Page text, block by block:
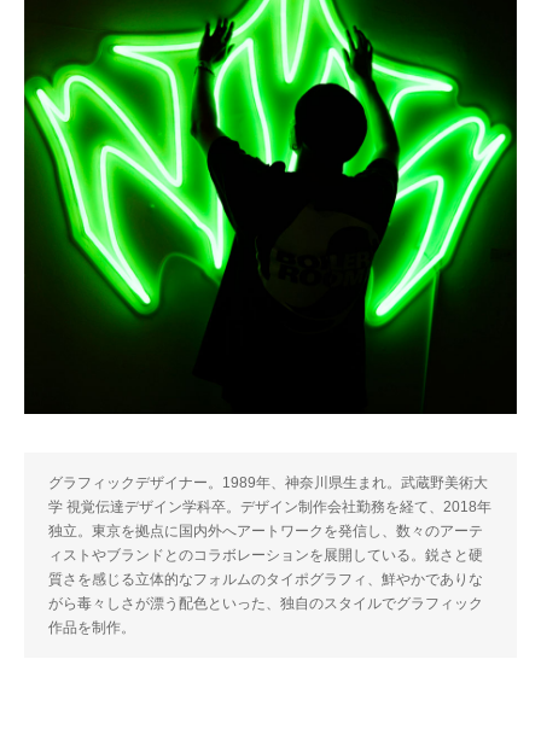
グラフィックデザイナー。1989年、神奈川県生まれ。武蔵野美術大
学 視覚伝達デザイン学科卒。デザイン制作会社勤務を経て、2018年
独立。東京を拠点に国内外へアートワークを発信し、数々のアーテ
ィストやブランドとのコラボレーションを展開している。鋭さと硬
質さを感じる立体的なフォルムのタイポグラフィ、鮮やかでありな
がら毒々しさが漂う配色といった、独自のスタイルでグラフィック
作品を制作。